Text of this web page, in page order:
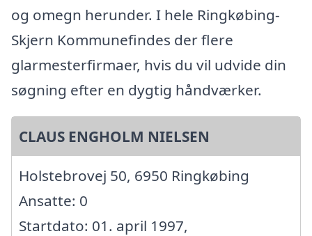
og omegn herunder. I hele Ringkøbing-
Skjern Kommunefindes der flere
glarmesterfirmaer, hvis du vil udvide din
søgning efter en dygtig håndværker.
CLAUS ENGHOLM NIELSEN
Holstebrovej 50, 6950 Ringkøbing
Ansatte: 0
Startdato: 01. april 1997,